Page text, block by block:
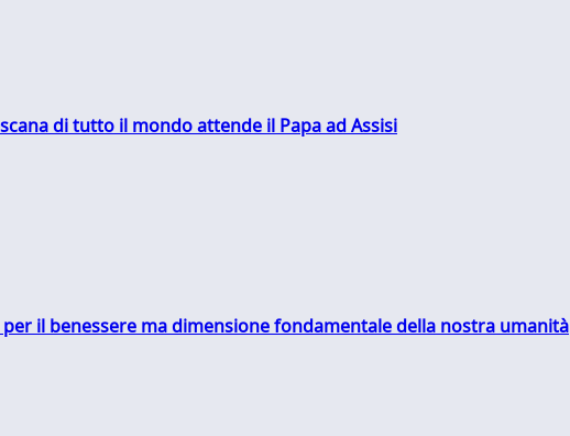
di tutto il mondo attende il Papa ad Assisi
il benessere ma dimensione fondamentale della nostra umanità